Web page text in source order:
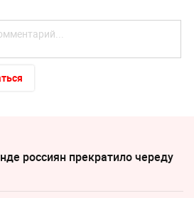
россиян прекратило череду